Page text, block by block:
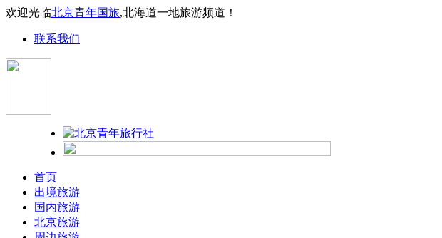
欢迎光临北京青年国旅,北海道一地旅游频道！
联系我们
首页
出境旅游
国内旅游
北京旅游